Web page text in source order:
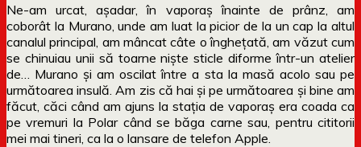
Ne-am urcat, așadar, în vaporaș înainte de prânz, am
coborât la Murano, unde am luat la picior de la un cap la altul
canalul principal, am mâncat câte o înghețată, am văzut cum
se chinuiau unii să toarne niște sticle diforme într-un atelier
de… Murano și am oscilat între a sta la masă acolo sau pe
următoarea insulă. Am zis că hai și pe următoarea și bine am
făcut, căci când am ajuns la stația de vaporaș era coada ca
pe vremuri la Polar când se băga carne sau, pentru cititorii
mei mai tineri, ca la o lansare de telefon Apple.